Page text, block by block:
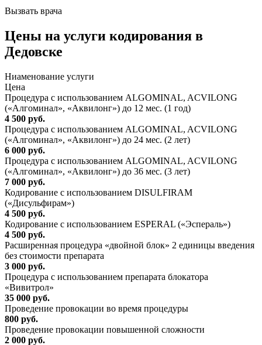
Вызвать врача
Цены на услуги кодирования в
Дедовске
Ниaменование услуги
Цена
Процедура с использованием ALGOMINAL, ACVILONG
(«Алгоминал», «Аквилонг») до 12 мес. (1 год)
4 500 руб.
Процедура с использованием ALGOMINAL, ACVILONG
(«Алгоминал», «Аквилонг») до 24 мес. (2 лет)
6 000 руб.
Процедура с использованием ALGOMINAL, ACVILONG
(«Алгоминал», «Аквилонг») до 36 мес. (3 лет)
7 000 руб.
Кодирование с использованием DISULFIRAM
(«Дисульфирам»)
4 500 руб.
Кодирование с использованием ESPERAL («Эспераль»)
4 500 руб.
Расширенная процедура «двойной блок» 2 единицы введения
без стоимости препарата
3 000 руб.
Процедура с использованием препарата блокатора
«Вивитрол»
35 000 руб.
Проведение провокации во время процедуры
800 руб.
Проведение провокации повышенной сложности
2 000 руб.